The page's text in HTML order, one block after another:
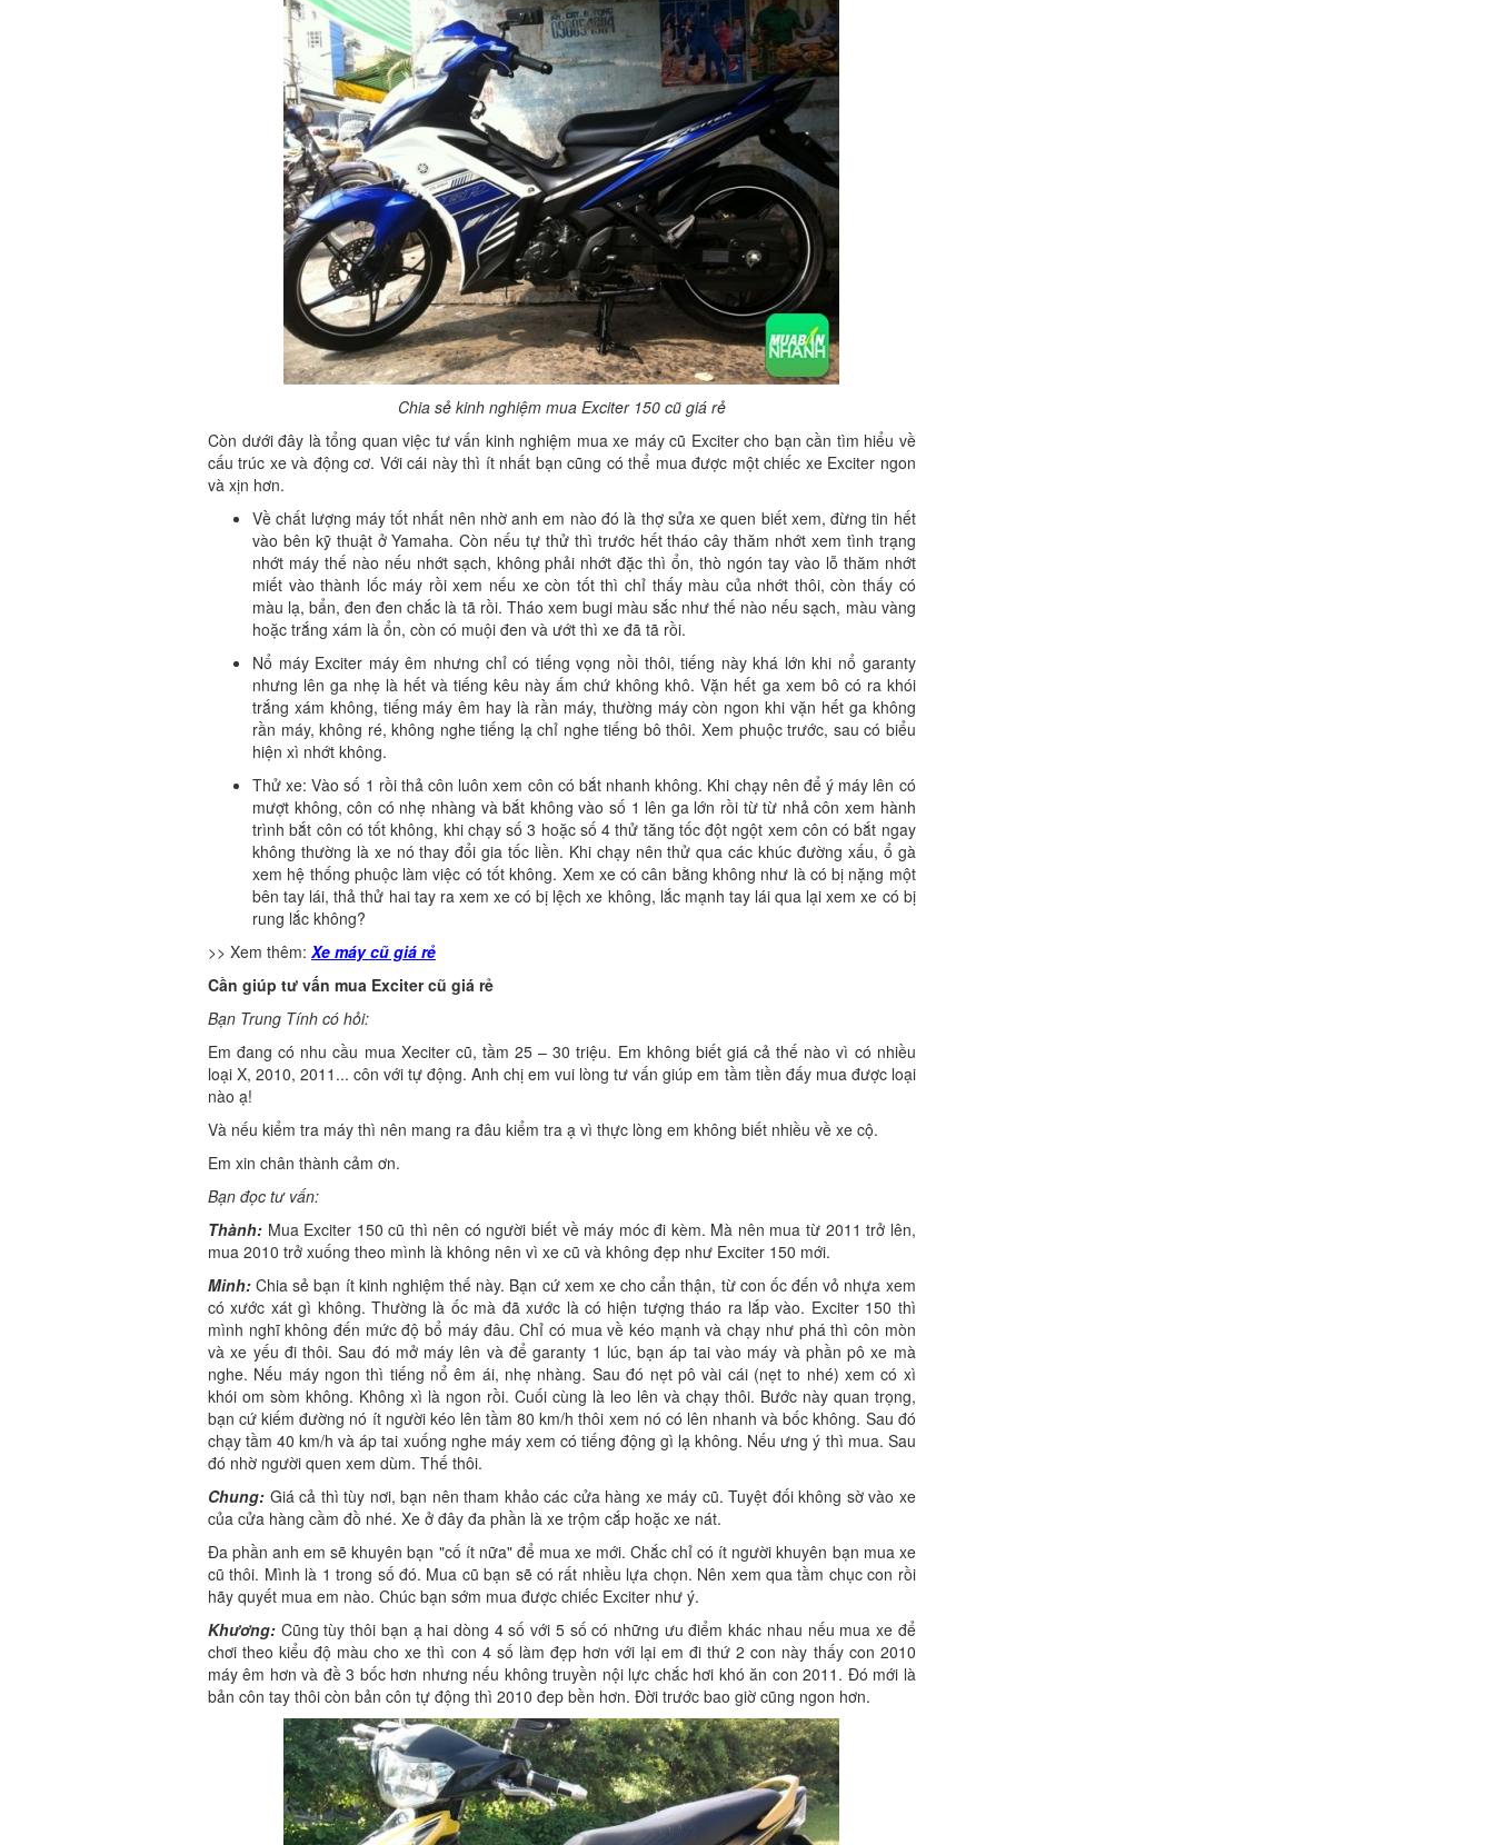
Chia sẻ kinh nghiệm mua Exciter 150 cũ giá rẻ
Còn dưới đây là tổng quan việc tư vấn kinh nghiệm mua xe máy cũ Exciter cho bạn cần tìm hiểu về
cấu trúc xe và động cơ. Với cái này thì ít nhất bạn cũng có thể mua được một chiếc xe Exciter ngon
và xịn hơn.
Về chất lượng máy tốt nhất nên nhờ anh em nào đó là thợ sửa xe quen biết xem, đừng tin hết
vào bên kỹ thuật ở Yamaha. Còn nếu tự thử thì trước hết tháo cây thăm nhớt xem tình trạng
nhớt máy thế nào nếu nhớt sạch, không phải nhớt đặc thì ổn, thò ngón tay vào lỗ thăm nhớt
miết vào thành lốc máy rồi xem nếu xe còn tốt thì chỉ thấy màu của nhớt thôi, còn thấy có
màu lạ, bẩn, đen đen chắc là tã rồi. Tháo xem bugi màu sắc như thế nào nếu sạch, màu vàng
hoặc trắng xám là ổn, còn có muội đen và ướt thì xe đã tã rồi.
Nổ máy Exciter máy êm nhưng chỉ có tiếng vọng nồi thôi, tiếng này khá lớn khi nổ garanty
nhưng lên ga nhẹ là hết và tiếng kêu này ấm chứ không khô. Vặn hết ga xem bô có ra khói
trắng xám không, tiếng máy êm hay là rần máy, thường máy còn ngon khi vặn hết ga không
rần máy, không ré, không nghe tiếng lạ chỉ nghe tiếng bô thôi. Xem phuộc trước, sau có biểu
hiện xì nhớt không.
Thử xe: Vào số 1 rồi thả côn luôn xem côn có bắt nhanh không. Khi chạy nên để ý máy lên có
mượt không, côn có nhẹ nhàng và bắt không vào số 1 lên ga lớn rồi từ từ nhả côn xem hành
trình bắt côn có tốt không, khi chạy số 3 hoặc số 4 thử tăng tốc đột ngột xem côn có bắt ngay
không thường là xe nó thay đổi gia tốc liền. Khi chạy nên thử qua các khúc đường xấu, ổ gà
xem hệ thống phuộc làm việc có tốt không. Xem xe có cân bằng không như là có bị nặng một
bên tay lái, thả thử hai tay ra xem xe có bị lệch xe không, lắc mạnh tay lái qua lại xem xe có bị
rung lắc không?
>> Xem thêm: Xe máy cũ giá rẻ
Cần giúp tư vấn mua Exciter cũ giá rẻ
Bạn Trung Tính có hỏi:
Em đang có nhu cầu mua Xeciter cũ, tầm 25 – 30 triệu. Em không biết giá cả thế nào vì có nhiều
loại X, 2010, 2011... côn với tự động. Anh chị em vui lòng tư vấn giúp em tầm tiền đấy mua được loại
nào ạ!
Và nếu kiểm tra máy thì nên mang ra đâu kiểm tra ạ vì thực lòng em không biết nhiều về xe cộ.
Em xin chân thành cảm ơn.
Bạn đọc tư vấn:
Thành: Mua Exciter 150 cũ thì nên có người biết về máy móc đi kèm. Mà nên mua từ 2011 trở lên,
mua 2010 trở xuống theo mình là không nên vì xe cũ và không đẹp như Exciter 150 mới.
Minh: Chia sẻ bạn ít kinh nghiệm thế này. Bạn cứ xem xe cho cẩn thận, từ con ốc đến vỏ nhựa xem
có xước xát gì không. Thường là ốc mà đã xước là có hiện tượng tháo ra lắp vào. Exciter 150 thì
mình nghĩ không đến mức độ bổ máy đâu. Chỉ có mua về kéo mạnh và chạy như phá thì côn mòn
và xe yếu đi thôi. Sau đó mở máy lên và để garanty 1 lúc, bạn áp tai vào máy và phần pô xe mà
nghe. Nếu máy ngon thì tiếng nổ êm ái, nhẹ nhàng. Sau đó nẹt pô vài cái (nẹt to nhé) xem có xì
khói om sòm không. Không xì là ngon rồi. Cuối cùng là leo lên và chạy thôi. Bước này quan trọng,
bạn cứ kiếm đường nó ít người kéo lên tầm 80 km/h thôi xem nó có lên nhanh và bốc không. Sau đó
chạy tầm 40 km/h và áp tai xuống nghe máy xem có tiếng động gì lạ không. Nếu ưng ý thì mua. Sau
đó nhờ người quen xem dùm. Thế thôi.
Chung: Giá cả thì tùy nơi, bạn nên tham khảo các cửa hàng xe máy cũ. Tuyệt đối không sờ vào xe
của cửa hàng cầm đồ nhé. Xe ở đây đa phần là xe trộm cắp hoặc xe nát.
Đa phần anh em sẽ khuyên bạn "cố ít nữa" để mua xe mới. Chắc chỉ có ít người khuyên bạn mua xe
cũ thôi. Mình là 1 trong số đó. Mua cũ bạn sẽ có rất nhiều lựa chọn. Nên xem qua tầm chục con rồi
hãy quyết mua em nào. Chúc bạn sớm mua được chiếc Exciter như ý.
Khương: Cũng tùy thôi bạn ạ hai dòng 4 số với 5 số có những ưu điểm khác nhau nếu mua xe để
chơi theo kiểu độ màu cho xe thì con 4 số làm đẹp hơn với lại em đi thứ 2 con này thấy con 2010
máy êm hơn và đề 3 bốc hơn nhưng nếu không truyền nội lực chắc hơi khó ăn con 2011. Đó mới là
bản côn tay thôi còn bản côn tự động thì 2010 đep bền hơn. Đời trước bao giờ cũng ngon hơn.